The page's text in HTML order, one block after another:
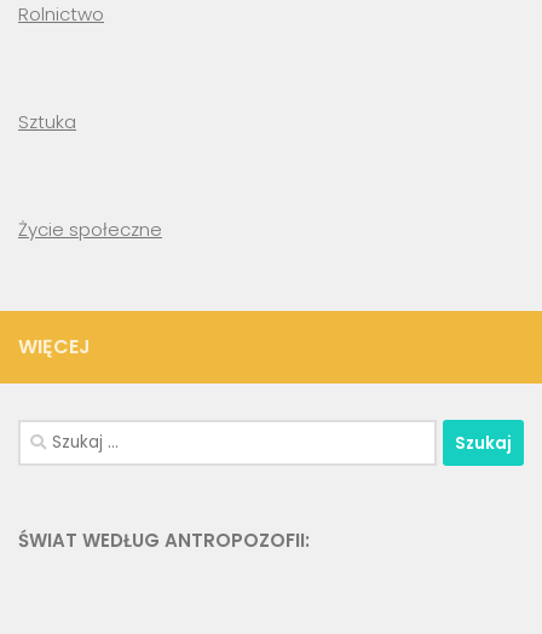
Rolnictwo
Sztuka
Życie społeczne
WIĘCEJ
Szukaj:
ŚWIAT WEDŁUG ANTROPOZOFII: